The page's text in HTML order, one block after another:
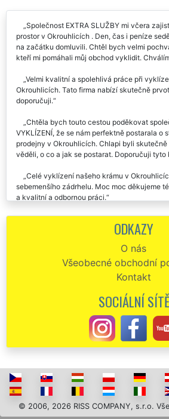
Společnost EXTRA SLUŽBY mi včera
prostor v Okrouhlicích . Den, čas i peníze
na začátku domluvili. Chtěl bych velmi
kteří mi pomáhali můj obchod vyklidit.
Velmi kvalitní a spolehlivá práce při
Okrouhlicích. Tato firma nabízí skutečně
doporučuji.
Chtěla bych touto cestou poděkovat
VYKLÍZENÍ, že se nám perfektně postarala o
prodejny v Okrouhlicích. Chlapi byli
věděli, o co a jak se postarat. Doporučuji
Celé vyklízení našeho krámu v
sebemenšího zádrhelu. Moc moc děkujeme
a kvalitní a odbornou práci.
Předevčírem jsme vyklízeli nepořádek z
Okrouhlicích. Jelikož bylo toho nepořádku
fajn, že se nám o všechno postarala firma
služby rozhodně doporučujeme.
V neděli jsem vyklízela náš krám v
velmi odborně a rychle. Děkujeme této firmě
profesionální přístup. Určitě budeme
ODKAZY
O nás
Všeobecné obchodní
Kontakt
SOCIÁLNÍ SÍTĚ
© 2006, 2026 RISS COMPANY, s.r.o.